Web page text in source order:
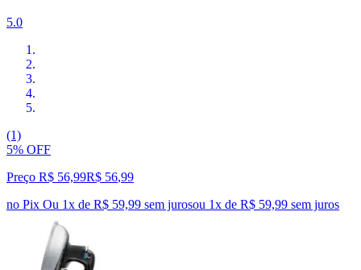
5.0
(1)
5% OFF
Preço R$ 56,99R$ 56,99
no Pix Ou 1x de R$ 59,99 sem jurosou 1x de R$ 59,99 sem juros